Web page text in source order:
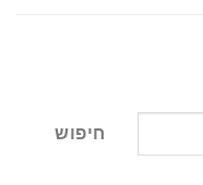
חיפוש